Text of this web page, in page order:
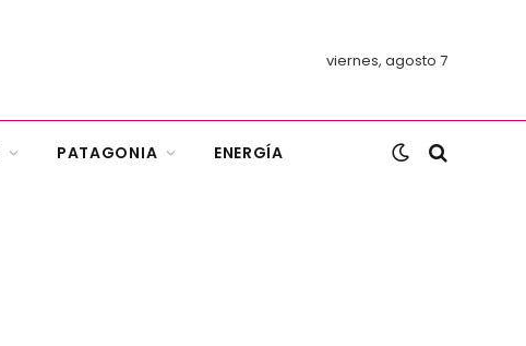
viernes, agosto 7
PATAGONIA ENERGÍA